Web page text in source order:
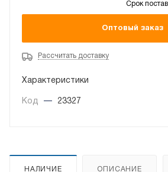
Срок
Оптовый заказ
Рассчитать доставку
Характеристики
Код — 23327
НАЛИЧИЕ ОПИСАНИЕ